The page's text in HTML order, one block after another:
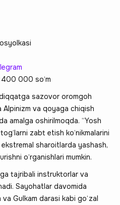
400 000 so‘m
sazovor oromgoh
Alpinizm va qoyaga chiqish
amalga oshirilmoqda. “Yosh
zabt etish ko‘nikmalarini
sharoitlarda yashash,
o‘rganishlari mumkin.
tajribali instruktorlar va
Sayohatlar davomida
Gulkam darasi kabi go‘zal